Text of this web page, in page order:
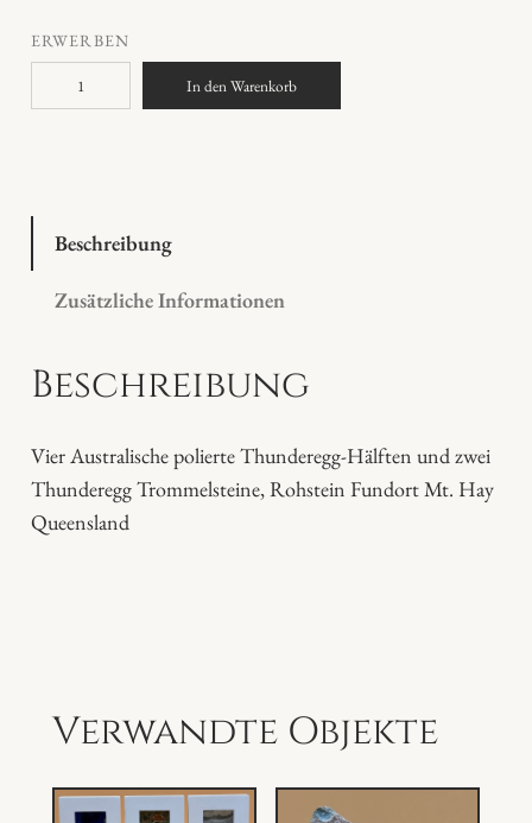
ERWERBEN
h
d
r
g
e
n
g
In den Warenkorb
Beschreibung
Zusätzliche Informationen
Beschreibung
Vier Australische polierte Thunderegg-Hälften und zwei
Thunderegg Trommelsteine, Rohstein Fundort Mt. Hay
Queensland
Verwandte Objekte